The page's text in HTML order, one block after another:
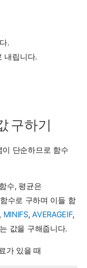
.
내립니다.
구하기
단순하므로 함수
함수, 평균은
함수로 구하며 이들 함
MINIFS,AVERAGEIF,
값을 구해줍니다.
가 있을 때